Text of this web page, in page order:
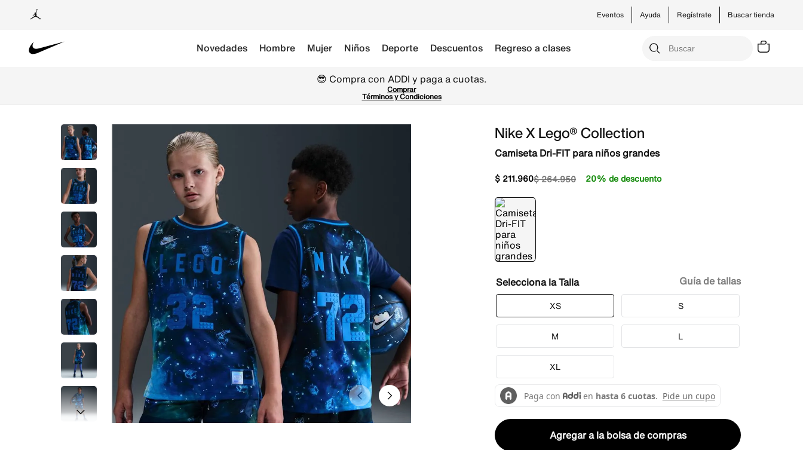
Buscar tienda
Ayuda Regístrate
Eventos
Novedades Hombre Mujer Niños Deporte Descuentos Regreso a clases
😎 Compra con ADDI y paga a cuotas.
Comprar
Términos y Condiciones
Nike X Lego® Collection
Camiseta Dri-FIT para niños grandes
$264.950
$ 211.960 20% de descuento
Talla
XS S
M L
XL
Guía de tallas
Agregar a la bolsa de compras